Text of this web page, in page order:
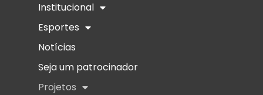
Institucional
Esportes
Notícias
Seja um patrocinador
Projetos